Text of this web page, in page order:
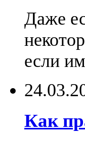
Даже
если
Как